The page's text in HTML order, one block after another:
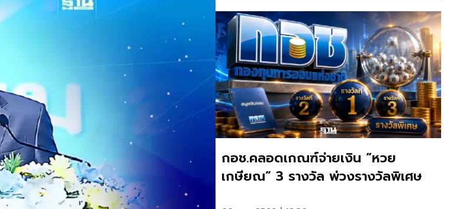
กอช.คลอดเกณฑ์จ่ายเงิน “หวย
เกษียณ” 3 รางวัล พ่วงรางวัลพิเศษ